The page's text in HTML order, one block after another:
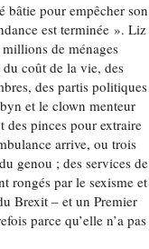
bâtie pour empêcher son
est terminée ». Liz
de ménages
coût de la vie, des
des partis politiques
et le clown menteur
des pinces pour extraire
arrive, ou trois
genou ; des services de
rongés par le sexisme et
Brexit – et un Premier
parce qu’elle n’a pas